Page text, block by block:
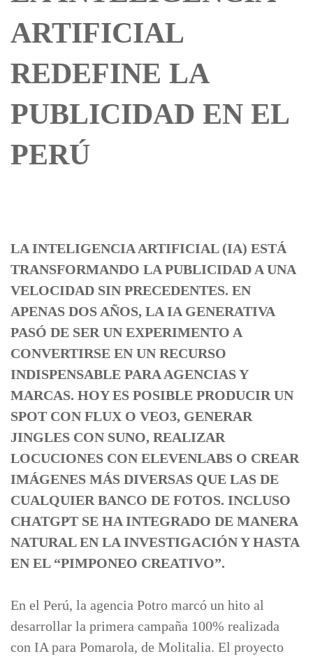
ARTIFICIAL
REDEFINE LA
PUBLICIDAD EN EL
PERÚ
LA INTELIGENCIA ARTIFICIAL (IA) ESTÁ
TRANSFORMANDO LA PUBLICIDAD A UNA
VELOCIDAD SIN PRECEDENTES. EN
APENAS DOS AÑOS, LA IA GENERATIVA
PASÓ DE SER UN EXPERIMENTO A
CONVERTIRSE EN UN RECURSO
INDISPENSABLE PARA AGENCIAS Y
MARCAS. HOY ES POSIBLE PRODUCIR UN
SPOT CON FLUX O VEO3, GENERAR
JINGLES CON SUNO, REALIZAR
LOCUCIONES CON ELEVENLABS O CREAR
IMÁGENES MÁS DIVERSAS QUE LAS DE
CUALQUIER BANCO DE FOTOS. INCLUSO
CHATGPT SE HA INTEGRADO DE MANERA
NATURAL EN LA INVESTIGACIÓN Y HASTA
EN EL “PIMPONEO CREATIVO”.
En el Perú, la agencia Potro marcó un hito al
desarrollar la primera campaña 100% realizada
con IA para Pomarola, de Molitalia. El proyecto